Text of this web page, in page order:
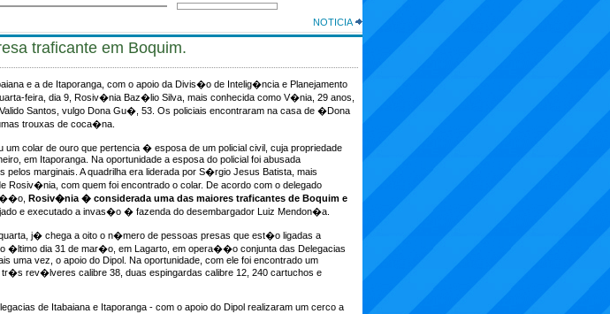
NOTICIA
traficante em Boquim.
e a de Itaporanga, com o apoio da Divis�o de Intelig�ncia e Planejamento
feira, dia 9, Rosiv�nia Baz�lio Silva, mais conhecida como V�nia, 29 anos,
Santos, vulgo Dona Gu�, 53. Os policiais encontraram na casa de �Dona
trouxas de coca�na.
colar de ouro que pertencia � esposa de um policial civil, cuja propriedade
em Itaporanga. Na oportunidade a esposa do policial foi abusada
pelos marginais. A quadrilha era liderada por S�rgio Jesus Batista, mais
Rosiv�nia, com quem foi encontrado o colar. De acordo com o delegado
Rosiv�nia � considerada uma das maiores traficantes de Boquim e
e executado a invas�o � fazenda do desembargador Luiz Mendon�a.
j� chega a oito o n�mero de pessoas presas que est�o ligadas a
dia 31 de mar�o, em Lagarto, em opera��o conjunta das Delegacias
uma vez, o apoio do Dipol. Na oportunidade, com ele foi encontrado um
tr�s rev�lveres calibre 38, duas espingardas calibre 12, 240 cartuchos e
de Itabaiana e Itaporanga - com o apoio do Dipol realizaram um cerco a